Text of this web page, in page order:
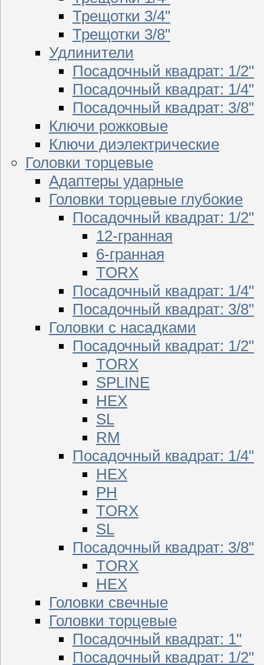
Трещотки 3/4"
Трещотки 3/8"
Удлинители
Посадочный квадрат: 1/2"
Посадочный квадрат: 1/4"
Посадочный квадрат: 3/8"
Ключи рожковые
Ключи диэлектрические
Головки торцевые
Адаптеры ударные
Головки торцевые глубокие
Посадочный квадрат: 1/2"
12-гранная
6-гранная
TORX
Посадочный квадрат: 1/4"
Посадочный квадрат: 3/8"
Головки с насадками
Посадочный квадрат: 1/2"
TORX
SPLINE
HEX
SL
RM
Посадочный квадрат: 1/4"
HEX
PH
TORX
SL
Посадочный квадрат: 3/8"
TORX
HEX
Головки свечные
Головки торцевые
Посадочный квадрат: 1"
Посадочный квадрат: 1/2"